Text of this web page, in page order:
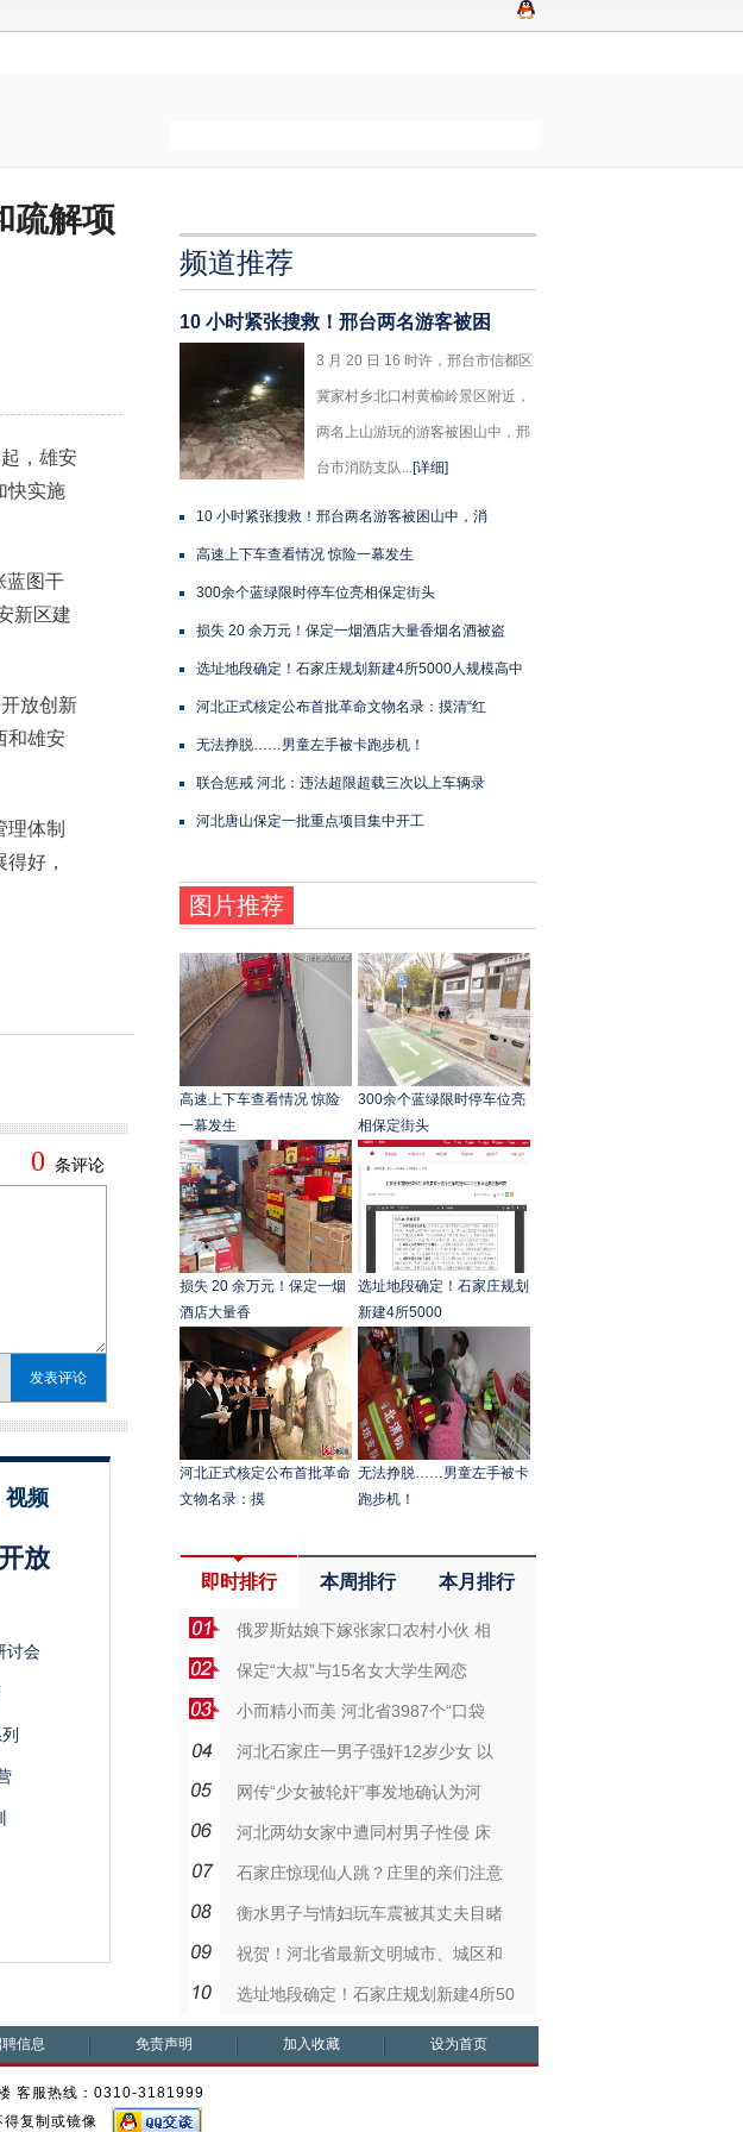
疏解项
，雄安
快实施
蓝图干
新区建
放创新
和雄安
体制
好，
视频
放
讨会
频道推荐
10 小时紧张搜救！邢台两名游客被困
3 月 20 日 16 时许，邢台市信都区
冀家村乡北口村黄榆岭景区附近，
两名上山游玩的游客被困山中，邢
台市消防支队...[详细]
10 小时紧张搜救！邢台两名游客被困山中，消
高速上下车查看情况 惊险一幕发生
300余个蓝绿限时停车位亮相保定街头
损失 20 余万元！保定一烟酒店大量香烟名酒被盗
选址地段确定！石家庄规划新建4所5000人规模高中
河北正式核定公布首批革命文物名录：摸清“红
无法挣脱……男童左手被卡跑步机！
联合惩戒 河北：违法超限超载三次以上车辆录
河北唐山保定一批重点项目集中开工
图片推荐
高速上下车查看情况 惊险
一幕发生
300余个蓝绿限时停车位亮
相保定街头
损失 20 余万元！保定一烟
酒店大量香
选址地段确定！石家庄规划
新建4所5000
河北正式核定公布首批革命
文物名录：摸
无法挣脱……男童左手被卡
跑步机！
即时排行 本周排行 本月排行
俄罗斯姑娘下嫁张家口农村小伙 相
保定“大叔”与15名女大学生网恋
小而精小而美 河北省3987个“口袋
河北石家庄一男子强奸12岁少女 以
网传“少女被轮奸”事发地确认为河
河北两幼女家中遭同村男子性侵 床
石家庄惊现仙人跳？庄里的亲们注意
衡水男子与情妇玩车震被其丈夫目睹
祝贺！河北省最新文明城市、城区和
选址地段确定！石家庄规划新建4所50
信息 免责声明 加入收藏 设为首页
客服热线：0310-3181999
复制或镜像